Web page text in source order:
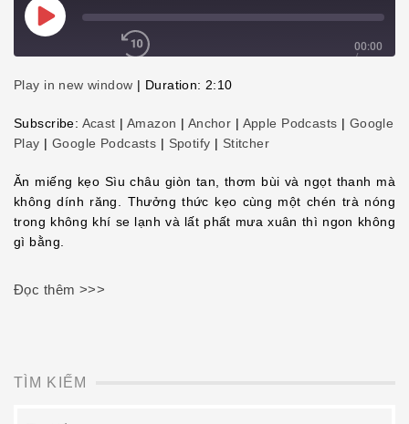
Play
1x
00:00
/
SHARE
SHARE
LINK
Play in new window | Duration: 2:10
Subscribe: Acast | Amazon | Anchor | Apple Podcasts | Google
Play | Google Podcasts | Spotify | Stitcher
Ăn miếng kẹo Sìu châu giòn tan, thơm bùi và ngọt thanh mà
không dính răng. Thưởng thức kẹo cùng một chén trà nóng
trong không khí se lạnh và lất phất mưa xuân thì ngon không
gì bằng.
Đọc thêm >>>
TÌM KIẾM